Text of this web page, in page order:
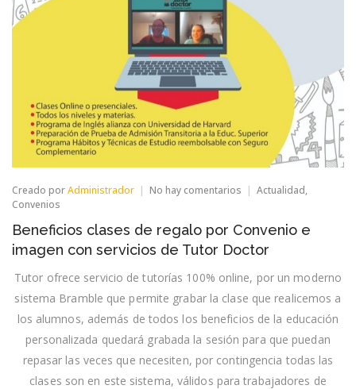
Creado porAdministrador No hay comentarios en
de
regalo
por
e
imagen
servicios
de
Tutor
Doctor
Actualidad,
Convenios
Beneficios clases de regalo por Convenio e
imagen con servicios de Tutor Doctor
Tutor ofrece servicio de tutorías 100% online, por un moderno
sistema Bramble que permite grabar la clase que realicemos a
los alumnos, además de todos los beneficios de la educación
personalizada quedará grabada la sesión para que puedan
repasar las veces que necesiten, por contingencia todas las
clases son en este sistema, válidos para trabajadores de